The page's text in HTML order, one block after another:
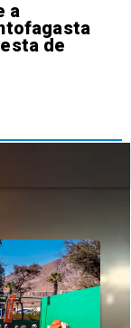
a
de